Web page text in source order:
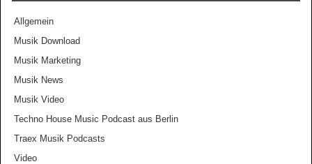
Allgemein
Musik Download
Musik Marketing
Musik News
Musik Video
Techno House Music Podcast aus Berlin
Traex Musik Podcasts
Video